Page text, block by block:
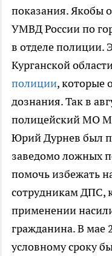
показания. Якобы
УМВД России по
в отделе полиции.
Курганской
полиции, которые
дознания. Так в
полицейский МО
Юрий Дурнев был
заведомо ложных
помочь избежать
сотрудникам ДПС,
применении
гражданина. В мае
условному сроку